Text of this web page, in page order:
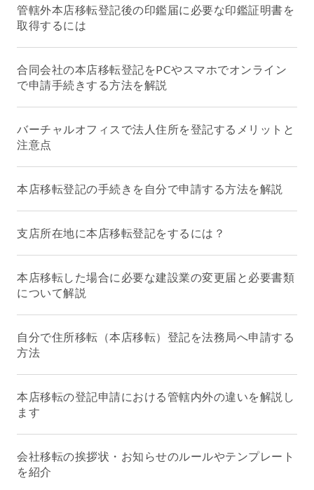
管轄外本店移転登記後の印鑑届に必要な印鑑証明書を
取得するには
合同会社の本店移転登記をPCやスマホでオンライン
で申請手続きする方法を解説
バーチャルオフィスで法人住所を登記するメリットと
注意点
本店移転登記の手続きを自分で申請する方法を解説
支店所在地に本店移転登記をするには？
本店移転した場合に必要な建設業の変更届と必要書類
について解説
自分で住所移転（本店移転）登記を法務局へ申請する
方法
本店移転の登記申請における管轄内外の違いを解説し
ます
会社移転の挨拶状・お知らせのルールやテンプレート
を紹介